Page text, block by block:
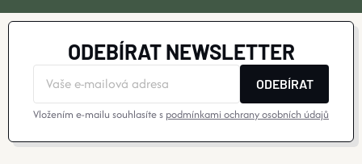
ODEBÍRAT NEWSLETTER
ODEBÍRAT
Vložením e-mailu souhlasíte s podmínkami ochrany osobních údajů